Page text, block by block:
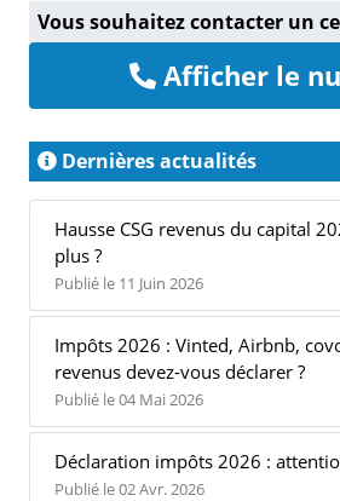
Vous souhaitez contacter un
Afficher le
Dernières actualités
Hausse CSG revenus du capital
plus ?
Publié le 11 Juin 2026
Impôts 2026 : Vinted, Airbnb,
revenus devez-vous déclarer ?
Publié le 04 Mai 2026
Déclaration impôts 2026 :
Publié le 02 Avr. 2026